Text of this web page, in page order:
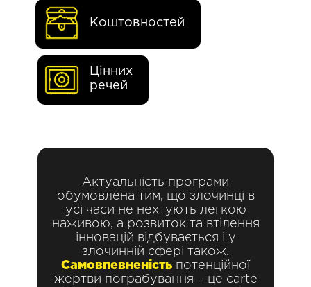
Коштовностей
Цінних
речей
Актуальність програми
обумовлена тим, що злочинці в
усі часи не нехтують легкою
наживою, а розвиток та втілення
інновацій відбувається і у
злочинній сфері також.
Самовпевненість потенційної
жертви пограбування – це carte